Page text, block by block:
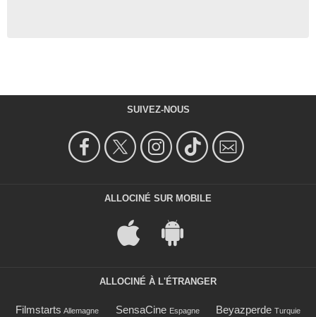
SUIVEZ-NOUS
ALLOCINÉ SUR MOBILE
ALLOCINÉ À L'ÉTRANGER
Filmstarts Allemagne SensaCine Espagne Beyazperde Turquie